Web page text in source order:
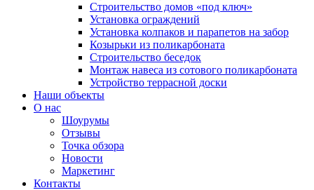
Строительство домов «под ключ»
Установка ограждений
Установка колпаков и парапетов на забор
Козырьки из поликарбоната
Строительство беседок
Монтаж навеса из сотового поликарбоната
Устройство террасной доски
Наши объекты
О нас
Шоурумы
Отзывы
Точка обзора
Новости
Маркетинг
Контакты